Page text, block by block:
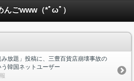
んごwww（*ﾟωﾟ）
放題」投稿に、三豊百貨店崩壊事故の
う韓国ネットユーザー